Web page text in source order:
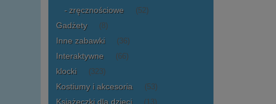
zręcznościowe (52)
Gadżety (8)
Inne zabawki (36)
Interaktywne (66)
klocki (323)
Kostiumy i akcesoria (53)
Książeczki dla dzieci (13)